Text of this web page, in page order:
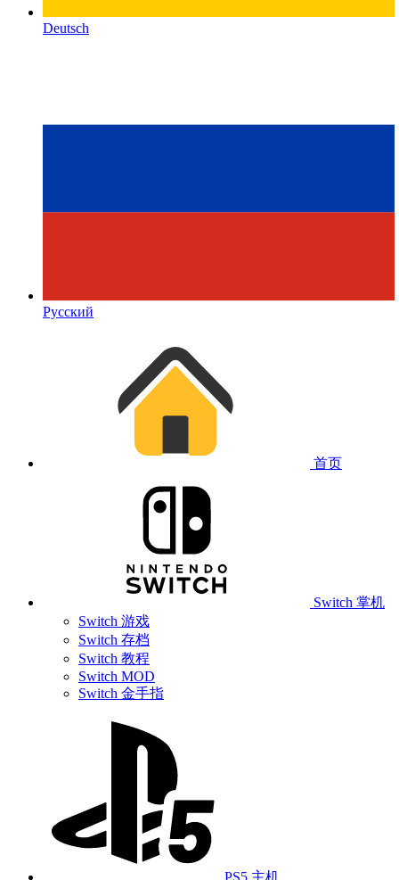
Deutsch
Русский
首页
Switch 掌机
Switch 游戏
Switch 存档
Switch 教程
Switch MOD
Switch 金手指